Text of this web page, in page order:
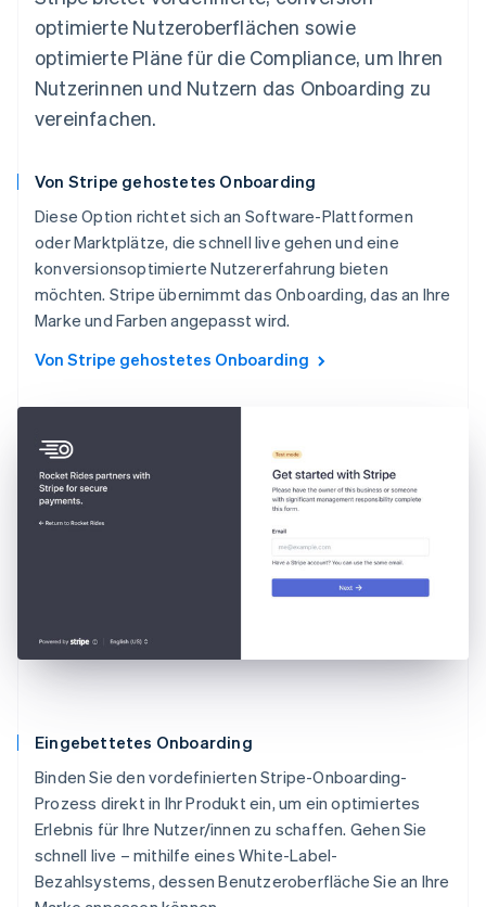
optimierte Nutzeroberflächen sowie
optimierte Pläne für die Compliance, um Ihren
Nutzerinnen und Nutzern das Onboarding zu
vereinfachen.
Von Stripe gehostetes Onboarding
Diese Option richtet sich an Software-Plattformen
oder Marktplätze, die schnell live gehen und eine
konversionsoptimierte Nutzererfahrung bieten
möchten. Stripe übernimmt das Onboarding, das an Ihre
Marke und Farben angepasst wird.
Von Stripe gehostetes Onboarding
Eingebettetes Onboarding
Binden Sie den vordefinierten Stripe-Onboarding-
Prozess direkt in Ihr Produkt ein, um ein optimiertes
Erlebnis für Ihre Nutzer/innen zu schaffen. Gehen Sie
schnell live – mithilfe eines White-Label-
Bezahlsystems, dessen Benutzeroberfläche Sie an Ihre